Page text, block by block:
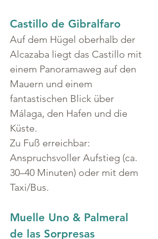
Castillo de Gibralfaro
Auf dem Hügel oberhalb der
Alcazaba liegt das Castillo mit
einem Panoramaweg auf den
Mauern und einem
fantastischen Blick über
Málaga, den Hafen und die
Küste.
Zu Fuß erreichbar:
Anspruchsvoller Aufstieg (ca.
30–40 Minuten) oder mit dem
Taxi/Bus.
Muelle Uno & Palmeral
de las Sorpresas